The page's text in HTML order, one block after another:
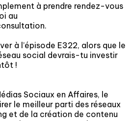
à prendre rendez-vous
au
à l’épisode E322, alors que le
social devrais-tu investir
!
Sociaux en Affaires, le
le meilleur parti des réseaux
et de la création de contenu